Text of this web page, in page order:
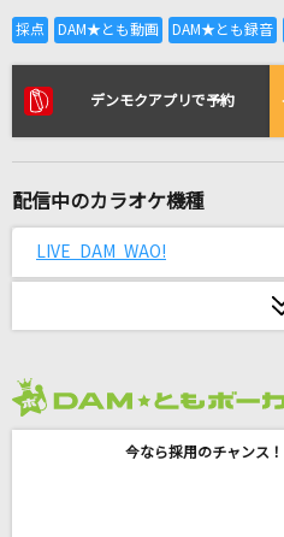
全国り
リアルタイムで歌わ
1986年のマリリン
高嶺の花子さん
デンモクアプリで予約
配信中のカラオケ機種
LIVE DAM WAO!
今なら採用のチャンス